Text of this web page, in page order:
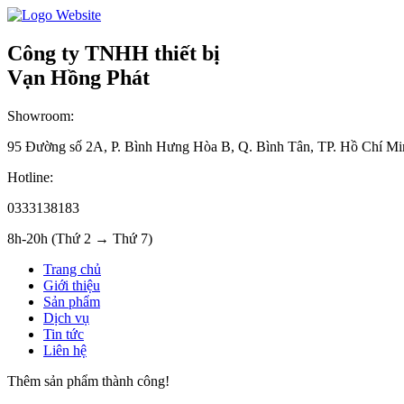
Công ty TNHH thiết bị
Vạn Hồng Phát
Showroom:
95 Đường số 2A, P. Bình Hưng Hòa B, Q. Bình Tân, TP. Hồ Chí
Hotline:
0333138183
8h-20h (Thứ 2 → Thứ 7)
Trang chủ
Giới thiệu
Sản phẩm
Dịch vụ
Tin tức
Liên hệ
Thêm sản phẩm thành công!